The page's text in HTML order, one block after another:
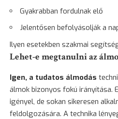
Gyakrabban fordulnak elő
Jelentősen befolyásolják a
Ilyen esetekben szakmai
Lehet-e megtanulni az
Igen, a tudatos álmodás
álmok bizonyos fokú irányítása.
igényel, de sokan sikeresen
feldolgozására. A technika